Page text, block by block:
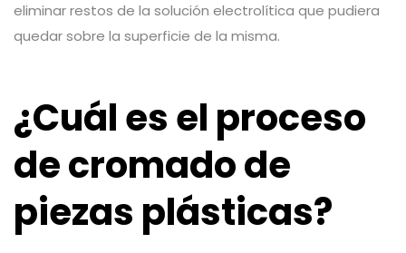
eliminar restos de la solución electrolítica que pudiera
quedar sobre la superficie de la misma.
¿Cuál es el proceso
de cromado de
piezas plásticas?